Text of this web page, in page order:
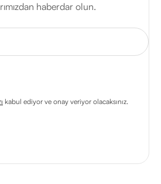
haberdar olun.
kabul ediyor ve onay veriyor olacaksınız.